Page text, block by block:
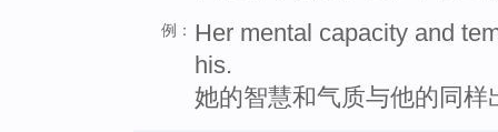
例： Her mental capacity and
his.
她的智慧和气质与他的同样